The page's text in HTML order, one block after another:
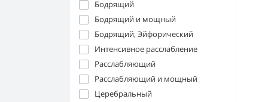
Бодрящий
Бодрящий и мощный
Бодрящий, Эйфорический
Интенсивное расслабление
Расслабляющий
Расслабляющий и мощный
Церебральный